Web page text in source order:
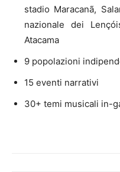
stadio Maracanã,
nazionale dei
Atacama
9 popolazioni
15 eventi narrativi
30+ temi musicali in-